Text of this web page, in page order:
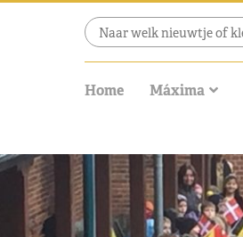
Home Máxima